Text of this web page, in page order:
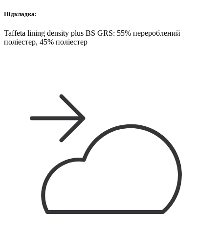
Підкладка:
Taffeta lining density plus BS GRS: 55% перероблений
поліестер, 45% поліестер